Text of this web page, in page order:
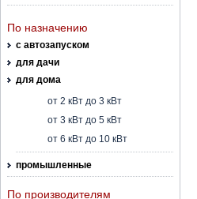
По назначению
с автозапуском
для дачи
для дома
от 2 кВт до 3 кВт
от 3 кВт до 5 кВт
от 6 кВт до 10 кВт
промышленные
По производителям